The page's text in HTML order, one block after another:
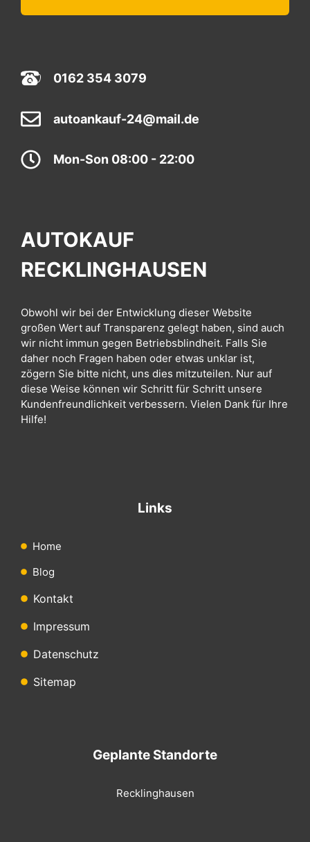
0162 354 3079
autoankauf-24@mail.de
Mon-Son 08:00 - 22:00
AUTOKAUF
RECKLINGHAUSEN
Obwohl wir bei der Entwicklung dieser Website
großen Wert auf Transparenz gelegt haben, sind auch
wir nicht immun gegen Betriebsblindheit. Falls Sie
daher noch Fragen haben oder etwas unklar ist,
zögern Sie bitte nicht, uns dies mitzuteilen. Nur auf
diese Weise können wir Schritt für Schritt unsere
Kundenfreundlichkeit verbessern. Vielen Dank für Ihre
Hilfe!
Links
Home
Blog
Kontakt
Impressum
Datenschutz
Sitemap
Geplante Standorte
Recklinghausen